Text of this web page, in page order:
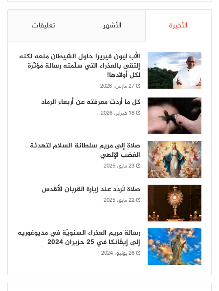
الأخيرة الأشهر تعليقات
الأب ليون فيريرا حاول الشيطان منعه لكنه
إلتقى بالعذراء التي سلّمته رسالة مؤثّرة
لكل أولادها!
27 مارس، 2026
كل ما أردت معرفته عن أربعاء الرماد
18 فبراير، 2026
صلاة إلى مريم سلطانة السلام لتهدئة
الغضب الإلهي
23 مايو، 2025
صلاة تُردّد عند زيارة القربان الأقدس
22 مايو، 2025
رسالة مريم العذراء السنويّة في مديوغوريه
إلى إيڤانكا في 25 حزيران 2024
26 يونيو، 2024